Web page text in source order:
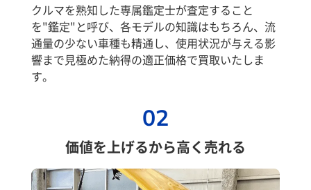
クルマを熟知した専属鑑定士が査定すること
を"鑑定"と呼び、各モデルの知識はもちろん、流
通量の少ない車種も精通し、使用状況が与える影
響まで見極めた納得の適正価格で買取いたしま
す。
02
価値を上げるから高く売れる